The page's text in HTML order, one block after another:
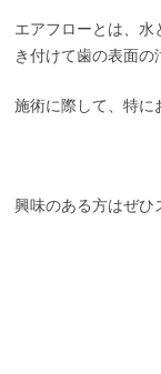
エアフローとは、水
き付けて歯の表面の
施術に際して、特に
興味のある方はぜひ